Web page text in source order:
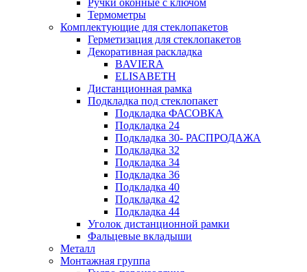
Термометры
Комплектующие для стеклопакетов
Герметизация для стеклопакетов
Декоративная раскладка
BAVIERA
ELISABETH
Дистанционная рамка
Подкладка под стеклопакет
Подкладка ФАСОВКА
Подкладка 24
Подкладка 30- РАСПРОДАЖА
Подкладка 32
Подкладка 34
Подкладка 36
Подкладка 40
Подкладка 42
Подкладка 44
Уголок дистанционной рамки
Фальцевые вкладыши
Металл
Монтажная группа